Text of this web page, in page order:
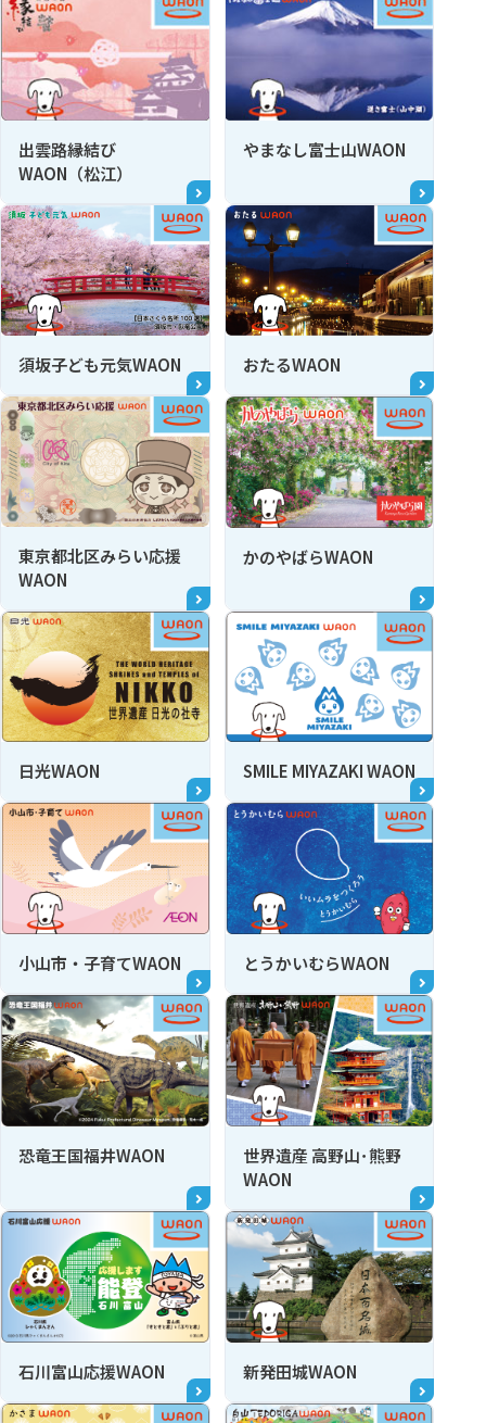
出雲路縁結び
WAON（松江）
やまなし富士山WAON
須坂子ども元気WAON おたるWAON
東京都北区みらい応援
WAON
かのやばらWAON
日光WAON SMILE MIYAZAKI WAON
小山市・子育てWAON とうかいむらWAON
恐竜王国福井WAON
世界遺産 高野山･熊野
WAON
石川富山応援WAON 新発田城WAON